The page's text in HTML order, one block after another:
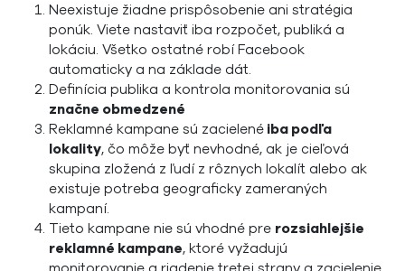
Neexistuje žiadne prispôsobenie ani stratégia
ponúk. Viete nastaviť iba rozpočet, publiká a
lokáciu. Všetko ostatné robí Facebook
automaticky a na základe dát.
Definícia publika a kontrola monitorovania sú
značne obmedzené
Reklamné kampane sú zacielené iba podľa
lokality, čo môže byť nevhodné, ak je cieľová
skupina zložená z ľudí z rôznych lokalít alebo ak
existuje potreba geograficky zameraných
kampaní.
Tieto kampane nie sú vhodné pre rozsiahlejšie
reklamné kampane, ktoré vyžadujú